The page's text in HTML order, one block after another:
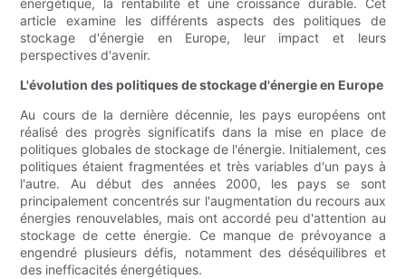
énergétique, la rentabilité et une croissance durable. Cet
article examine les différents aspects des politiques de
stockage d'énergie en Europe, leur impact et leurs
perspectives d'avenir.
L'évolution des politiques de stockage d'énergie en Europe
Au cours de la dernière décennie, les pays européens ont
réalisé des progrès significatifs dans la mise en place de
politiques globales de stockage de l'énergie. Initialement, ces
politiques étaient fragmentées et très variables d'un pays à
l'autre. Au début des années 2000, les pays se sont
principalement concentrés sur l'augmentation du recours aux
énergies renouvelables, mais ont accordé peu d'attention au
stockage de cette énergie. Ce manque de prévoyance a
engendré plusieurs défis, notamment des déséquilibres et
des inefficacités énergétiques.